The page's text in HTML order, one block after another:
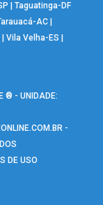
|Taguatinga-DF
AC|
|Vila Velha-ES
® - UNIDADE:
-
DE USO